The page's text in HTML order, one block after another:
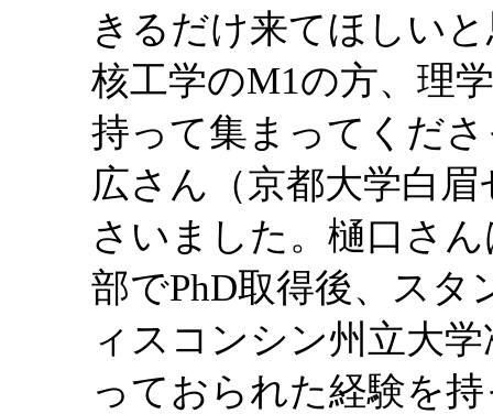
きるだけ来てほしい
核工学のM1の方、理
持って集まってくだ
広さん（京都大学白
さいました。樋口さ
部でPhD取得後、ス
ィスコンシン州立大
っておられた経験を